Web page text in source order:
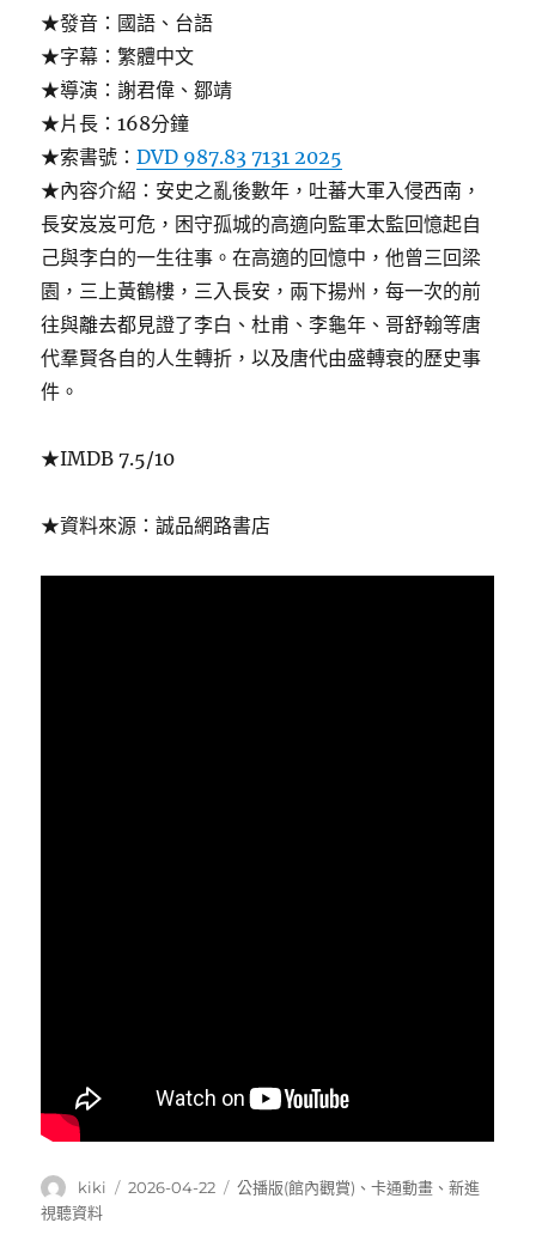
★發音：國語、台語
★字幕：繁體中文
★導演：謝君偉、鄒靖
★片長：168分鐘
★索書號：DVD 987.83 7131 2025
★內容介紹：安史之亂後數年，吐蕃大軍入侵西南，
長安岌岌可危，困守孤城的高適向監軍太監回憶起自
己與李白的一生往事。在高適的回憶中，他曾三回梁
園，三上黃鶴樓，三入長安，兩下揚州，每一次的前
往與離去都見證了李白、杜甫、李龜年、哥舒翰等唐
代羣賢各自的人生轉折，以及唐代由盛轉衰的歷史事
件。
★IMDB 7.5/10
★資料來源：誠品網路書店
作
者
kiki
發
2026-04-22
分
公播版(館內觀賞) 、卡通動畫 、新進
視聽資料